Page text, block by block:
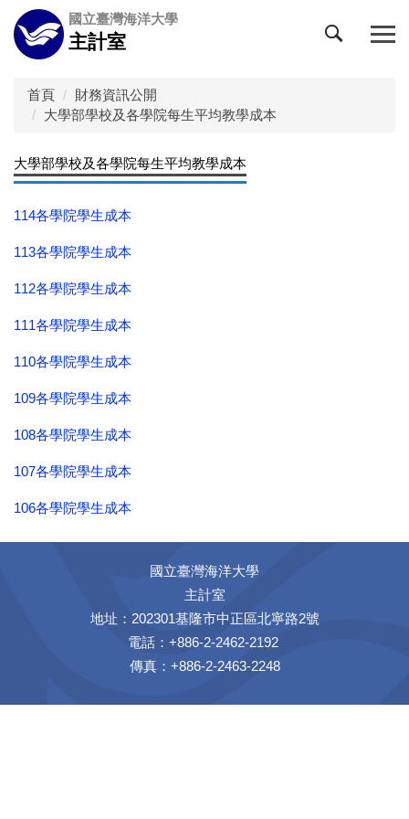
跳
到
主
國立臺灣海洋大學
主計室
首頁
財務資訊公開
大學部學校及各學院每生平均教學成本
大學部學校及各學院每生平均教學成本
114各學院學生成本
113各學院學生成本
112各學院學生成本
111各學院學生成本
110各學院學生成本
109各學院學生成本
108各學院學生成本
107各學院學生成本
106各學院學生成本
國立臺灣海洋大學
主計室
地址：202301基隆市中正區北寧路2號
電話：+886-2-2462-2192
傳真：+886-2-2463-2248